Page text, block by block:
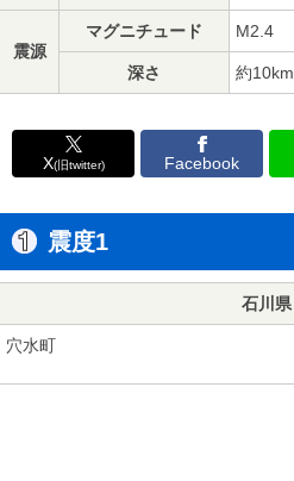
震源
マグニチュード M2.4
深さ 約10km
X(旧twitter) Facebook
震度1
石川県
穴水町